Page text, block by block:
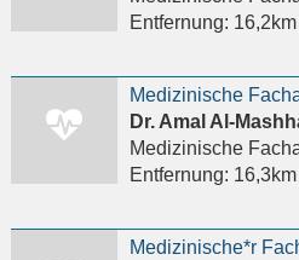
Entfernung: 16,2km
Dr. Amal Al-
Medizinische
Entfernung: 16,3km